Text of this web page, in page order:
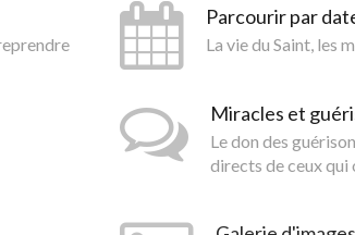
Parcourir par
La vie du Saint, les
Miracles et
Le don des
directs de ceux qui